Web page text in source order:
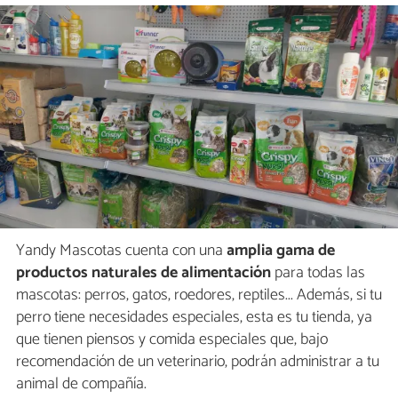
Yandy Mascotas cuenta con unaamplia gama de
productos naturales de alimentaciónpara todas las
mascotas: perros, gatos, roedores, reptiles... Además, si tu
perro tiene necesidades especiales, esta es tu tienda, ya
que tienen piensos y comida especiales que, bajo
recomendación de un veterinario, podrán administrar a tu
animal de compañía.